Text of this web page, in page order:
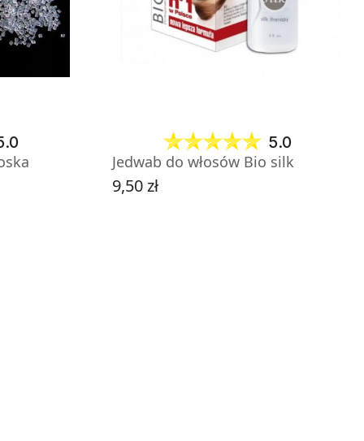
5.0
Jedwab do włosów Bio silk
Cena
9,50 zł